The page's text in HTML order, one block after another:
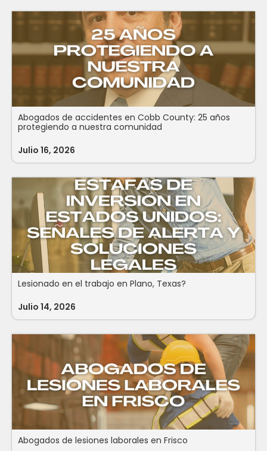
Abogados de accidentes en Cobb County: 25 años
protegiendo a nuestra comunidad
Julio 16, 2026
Lesionado en el trabajo en Plano, Texas?
Julio 14, 2026
Abogados de lesiones laborales en Frisco